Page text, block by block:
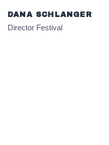
DANA SCHLANGER
Director Festival